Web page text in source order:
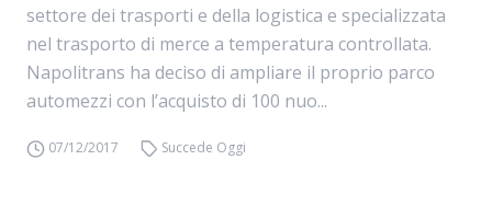
settore dei trasporti e della logistica e specializzata
nel trasporto di merce a temperatura controllata.
Napolitrans ha deciso di ampliare il proprio parco
automezzi con l’acquisto di 100 nuo...
07/12/2017 Succede Oggi